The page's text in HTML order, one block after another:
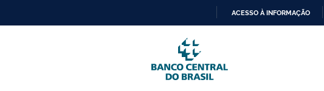
PARA
O
CONTEÚDO
ACESSO À INFORMAÇÃO